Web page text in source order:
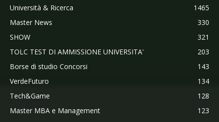
Università & Ricerca
1465
Master News
330
SHOW
321
TOLC TEST DI AMMISSIONE UNIVERSITA'
203
Borse di studio Concorsi
143
VerdeFuturo
134
Tech&Game
128
Master MBA e Management
123